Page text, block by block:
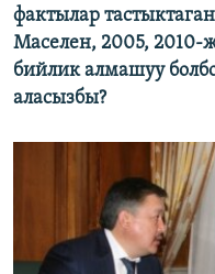
фактылар
Маселен, 2005, 2010-
бийлик алмашуу
аласызбы?